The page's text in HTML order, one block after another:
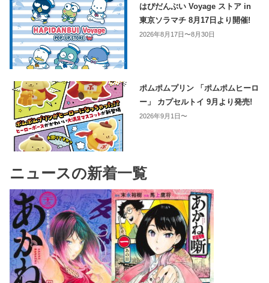
はぴだんぶい Voyage ストア in
東京ソラマチ 8月17日より開催!
2026年8月17日〜8月30日
ポムポムプリン 「ポムポムヒーロ
ー」 カプセルトイ 9月より発売!
2026年9月1日〜
ニュースの新着一覧